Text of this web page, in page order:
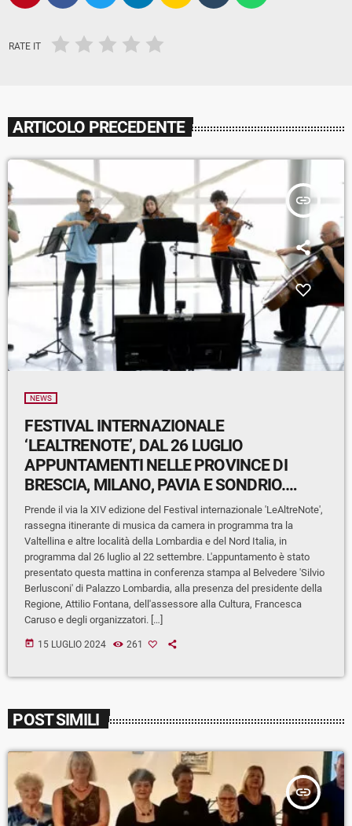
RATE IT
ARTICOLO PRECEDENTE
insert_link
NEWS
FESTIVAL INTERNAZIONALE
‘LEALTRENOTE’, DAL 26 LUGLIO
APPUNTAMENTI NELLE PROVINCE DI
BRESCIA, MILANO, PAVIA E SONDRIO.
STAMATTINA LA PRESENTAZIONE A
PALAZZO LOMBARDIA
Prende il via la XIV edizione del Festival internazionale 'LeAltreNote',
rassegna itinerante di musica da camera in programma tra la
Valtellina e altre località della Lombardia e del Nord Italia, in
programma dal 26 luglio al 22 settembre. L'appuntamento è stato
presentato questa mattina in conferenza stampa al Belvedere 'Silvio
Berlusconi' di Palazzo Lombardia, alla presenza del presidente della
Regione, Attilio Fontana, dell'assessore alla Cultura, Francesca
Caruso e degli organizzatori. […]
today 15 LUGLIO 2024 261
POST SIMILI
insert_link